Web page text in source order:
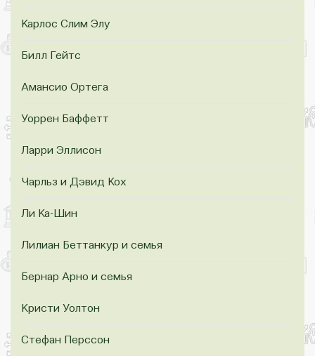
Карлос Слим Элу
Билл Гейтс
Амансио Ортега
Уоррен Баффетт
Ларри Эллисон
Чарльз и Дэвид Кох
Ли Ка-Шин
Лилиан Беттанкур и семья
Бернар Арно и семья
Кристи Уолтон
Стефан Перссон